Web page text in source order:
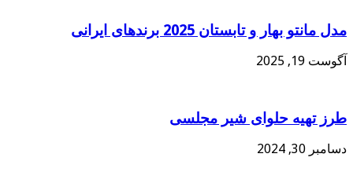
مدل مانتو بهار و تابستان 2025 برندهای ایرانی
آگوست 19, 2025
طرز تهیه حلوای شیر مجلسی
دسامبر 30, 2024